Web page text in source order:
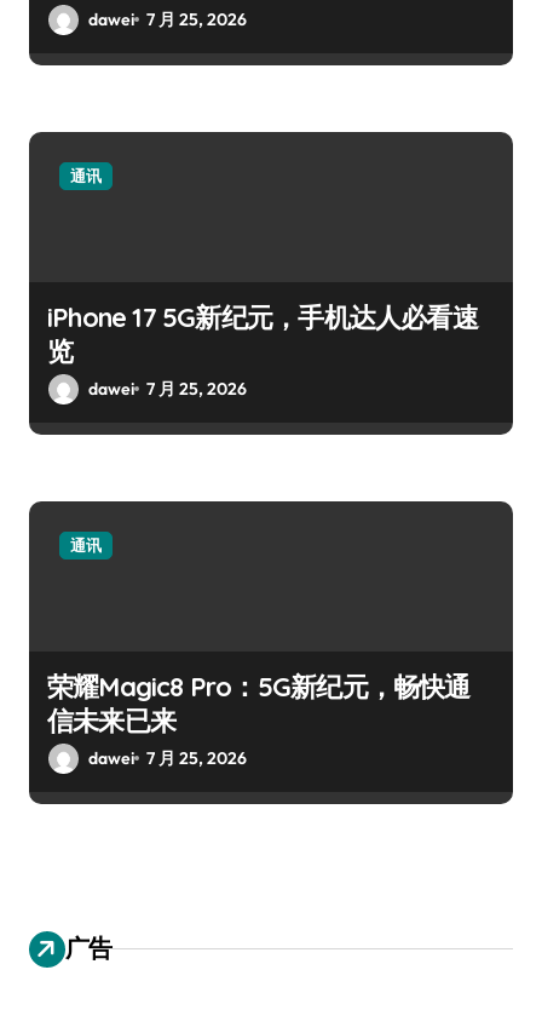
dawei 7 月 25, 2026
通讯
iPhone 17 5G新纪元，手机达人必看速
览
dawei 7 月 25, 2026
通讯
荣耀Magic8 Pro：5G新纪元，畅快通
信未来已来
dawei 7 月 25, 2026
广告